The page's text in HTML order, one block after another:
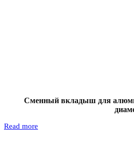
Сменный вкладыш для
Read more